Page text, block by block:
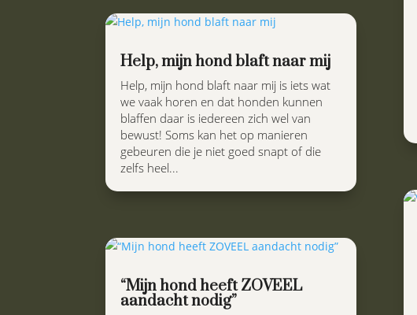
Help, mijn hond blaft naar mij
Help, mijn hond blaft naar mij is iets wat
we vaak horen en dat honden kunnen
blaffen daar is iedereen zich wel van
bewust! Soms kan het op manieren
gebeuren die je niet goed snapt of die
zelfs heel...
“Mijn hond heeft ZOVEEL
aandacht nodig”